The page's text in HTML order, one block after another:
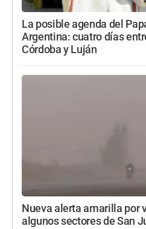
La posible agenda del
Argentina: cuatro días
Córdoba y Luján
Nueva alerta amarilla por
algunos sectores de San